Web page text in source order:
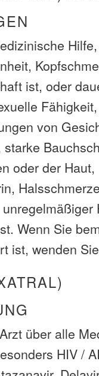
ist, oder
von
oder der
Wenn Sie
ist, wenden
über alle
HIV /